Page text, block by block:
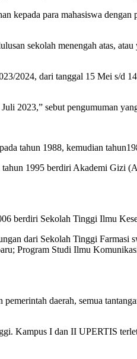
para mahasiswa
sekolah menengah atas,
2024, dari tanggal 15 Mei s/d
2023,” sebut pengumuman
tahun 1988, kemudian
1995 berdiri Akademi Gizi
berdiri Sekolah Tinggi Ilmu
dari Sekolah Tinggi Farmasi
Program Studi Ilmu
pemerintah daerah, semua
Kampus I dan II UPERTIS